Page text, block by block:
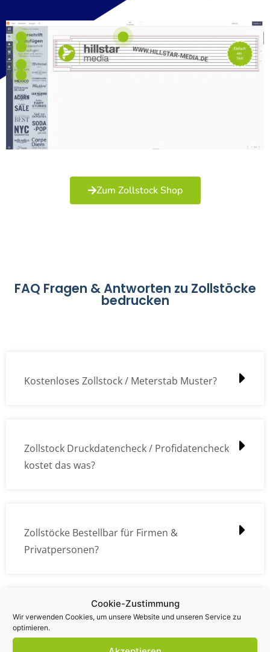
Cookie-Zustimmung
Wir verwenden Cookies, um unsere Website und unseren Service zu
optimieren.
Zum Zollstock Shop
FAQ Fragen & Antworten zu Zollstöcke
bedrucken
Kostenloses Zollstock / Meterstab Muster?
Zollstock Druckdatencheck / Profidatencheck
kostet das was?
Zollstöcke Bestellbar für Firmen &
Privatpersonen?
Wie kann ich die Daten (z.B. Logos und Texte)
übermitteln?